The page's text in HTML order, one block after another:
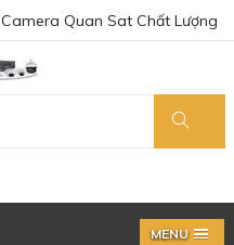
Camera Quan Sat Chất Lượng
MENU